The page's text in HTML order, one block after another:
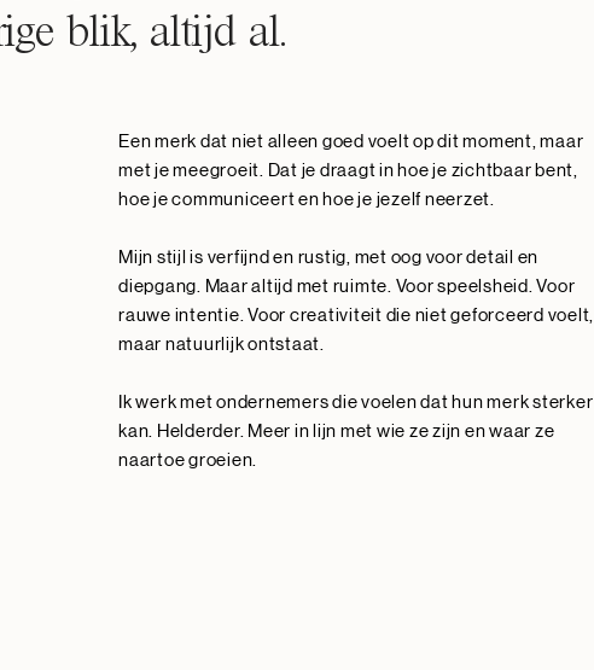
blik, altijd al.
Een merk dat niet alleen goed voelt op dit moment, maar
met je meegroeit. Dat je draagt in hoe je zichtbaar bent,
hoe je communiceert en hoe je jezelf neerzet.
Mijn stijl is verfijnd en rustig, met oog voor detail en
diepgang. Maar altijd met ruimte. Voor speelsheid. Voor
rauwe intentie. Voor creativiteit die niet geforceerd voelt,
maar natuurlijk ontstaat.
Ik werk met ondernemers die voelen dat hun merk sterker
kan. Helderder. Meer in lijn met wie ze zijn en waar ze
naartoe groeien.